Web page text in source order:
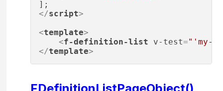
</script>
<template>
<f-definition-list v-test="'my-
</template>
FDefinitionListPageObject()